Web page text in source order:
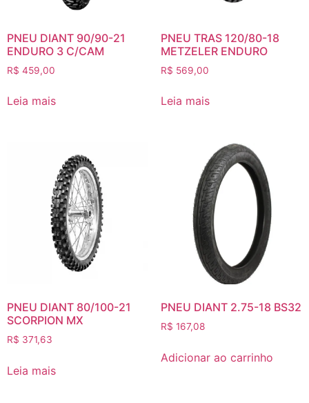
PNEU DIANT 90/90-21
ENDURO 3 C/CAM
R$ 459,00
Leia mais
PNEU TRAS 120/80-18
METZELER ENDURO
R$ 569,00
Leia mais
PNEU DIANT 80/100-21
SCORPION MX
R$ 371,63
Leia mais
PNEU DIANT 2.75-18 BS32
R$ 167,08
Adicionar ao carrinho